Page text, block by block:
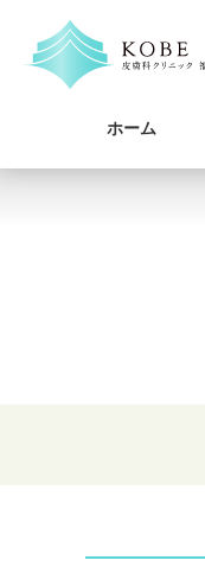
ホーム